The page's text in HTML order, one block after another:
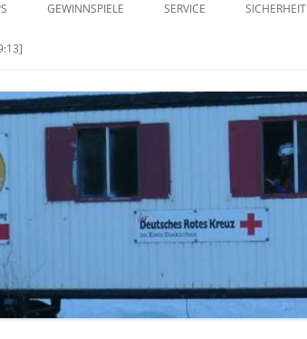
GEWINNSPIELE SERVICE SICHERHEIT